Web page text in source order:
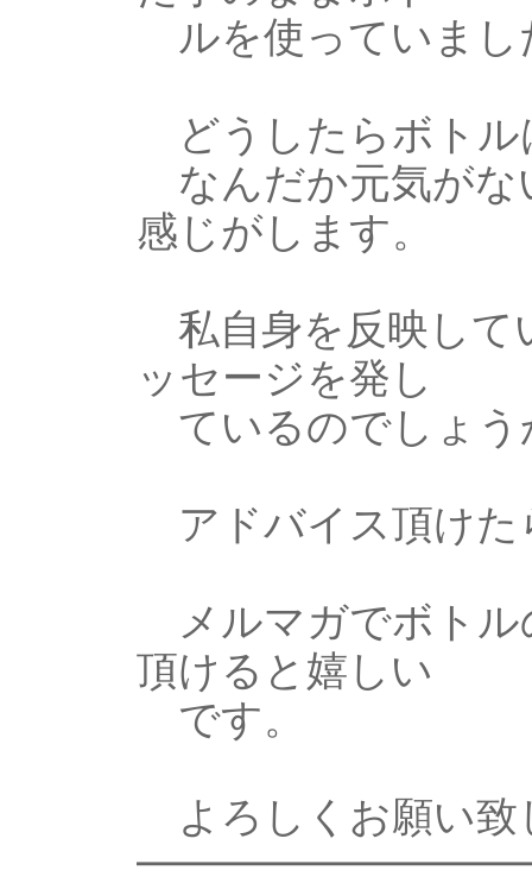
ルを使っていまし
どうしたらボトル
なんだか元気がな
感じがします。
私自身を反映して
ッセージを発し
ているのでしょう
アドバイス頂けた
メルマガでボトル
頂けると嬉しい
です。
よろしくお願い致